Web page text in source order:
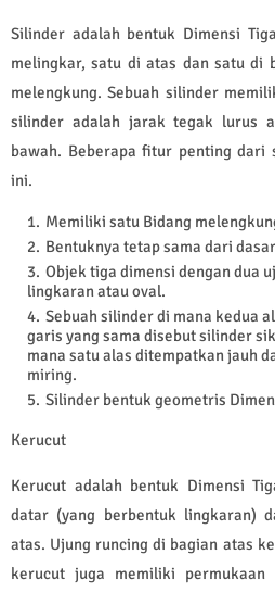
Silinder adalah bentuk Dimensi
melingkar, satu di atas dan satu di
melengkung. Sebuah silinder
silinder adalah jarak tegak lurus
bawah. Beberapa fitur penting dari
ini.
Memiliki satu Bidang
Bentuknya tetap sama dari
Objek tiga dimensi dengan dua
lingkaran atau oval.
Sebuah silinder di mana kedua
garis yang sama disebut silinder
mana satu alas ditempatkan jauh
miring.
Silinder bentuk geometris
Kerucut
Kerucut adalah bentuk Dimensi
datar (yang berbentuk lingkaran)
atas. Ujung runcing di bagian atas
kerucut juga memiliki permukaan